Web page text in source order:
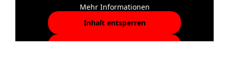
Mehr Informationen
Inhalt entsperren